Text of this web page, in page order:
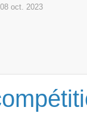
08 oct. 2023